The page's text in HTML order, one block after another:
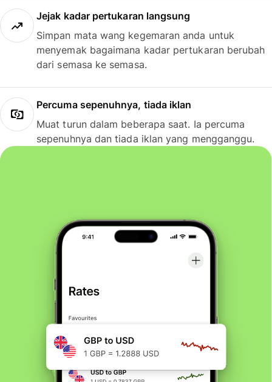
Jejak kadar pertukaran langsung
Simpan mata wang kegemaran anda untuk
menyemak bagaimana kadar pertukaran berubah
dari semasa ke semasa.
Percuma sepenuhnya, tiada iklan
Muat turun dalam beberapa saat. Ia percuma
sepenuhnya dan tiada iklan yang mengganggu.